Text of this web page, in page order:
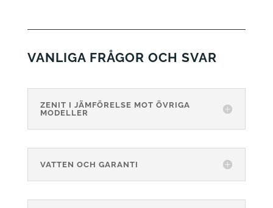
VANLIGA FRÅGOR OCH SVAR
ZENIT I JÄMFÖRELSE MOT ÖVRIGA
MODELLER
VATTEN OCH GARANTI